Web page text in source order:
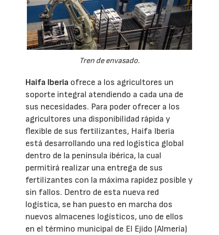
Tren de envasado.
Haifa Iberia ofrece a los agricultores un
soporte integral atendiendo a cada una de
sus necesidades. Para poder ofrecer a los
agricultores una disponibilidad rápida y
flexible de sus fertilizantes, Haifa Iberia
está desarrollando una red logística global
dentro de la península ibérica, la cual
permitirá realizar una entrega de sus
fertilizantes con la máxima rapidez posible y
sin fallos. Dentro de esta nueva red
logística, se han puesto en marcha dos
nuevos almacenes logísticos, uno de ellos
en el término municipal de El Ejido (Almería)